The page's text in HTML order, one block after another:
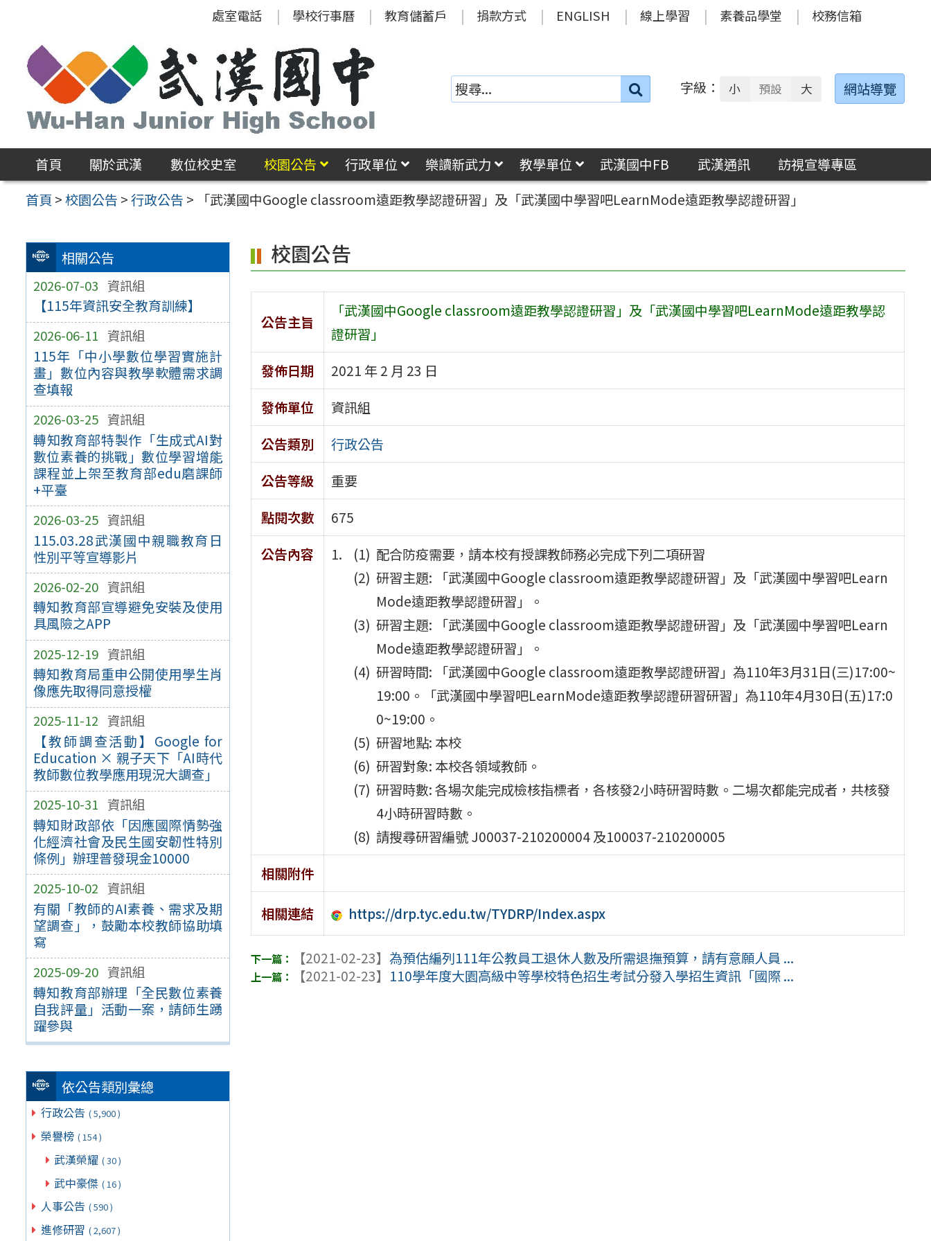
區
處室電話 學校行事曆 教育儲蓄戶 捐款方式 ENGLISH 線上學習 素養品學堂 校務信箱
搜
字級： 小 預設 大 網站導覽
首頁 關於武漢 數位校史室 校園公告 行政單位 樂讀新武力 教學單位 武漢國中FB 武漢通訊
訪視宣導專區
首頁 >校園公告 >行政公告 > 「武漢國中Google classroom遠距教學認證研習」及「武漢國中學習吧LearnMode遠距教學認證研習」
相關公告
2026-07-03 資訊組
【115年資訊安全教育訓練】
2026-06-11 資訊組
115年「中小學數位學習實施計
畫」數位內容與教學軟體需求調
查填報
2026-03-25 資訊組
轉知教育部特製作「生成式AI對
數位素養的挑戰」數位學習增能
課程並上架至教育部edu磨課師
+平臺
2026-03-25 資訊組
115.03.28武漢國中親職教育日
性別平等宣導影片
2026-02-20 資訊組
轉知教育部宣導避免安裝及使用
具風險之APP
2025-12-19 資訊組
轉知教育局重申公開使用學生肖
像應先取得同意授權
2025-11-12 資訊組
【教師調查活動】Google for
Education × 親子天下「AI時代
教師數位教學應用現況大調查」
2025-10-31 資訊組
轉知財政部依「因應國際情勢強
化經濟社會及民生國安韌性特別
條例」辦理普發現金10000
2025-10-02 資訊組
有關「教師的AI素養、需求及期
望調查」，鼓勵本校教師協助填
寫
2025-09-20 資訊組
轉知教育部辦理「全民數位素養
自我評量」活動一案，請師生踴
躍參與
依公告類別彙總
行政公告 ( 5,900 )
榮譽榜 ( 154 )
武漢榮耀 ( 30 )
武中豪傑 ( 16 )
人事公告 ( 590 )
進修研習 ( 2,607 )
校園公告
公告主旨
「武漢國中Google classroom遠距教學認證研習」及「武漢國中學習吧LearnMode遠距教學認
證研習」
發佈日期
2021 年 2 月 23 日
發佈單位
資訊組
公告類別
行政公告
公告等級
重要
點閱次數
675
公告內容
配合防疫需要，請本校有授課教師務必完成下列二項研習
研習主題: 「武漢國中Google classroom遠距教學認證研習」及「武漢國中學習吧Learn
Mode遠距教學認證研習」。
研習主題: 「武漢國中Google classroom遠距教學認證研習」及「武漢國中學習吧Learn
Mode遠距教學認證研習」。
研習時間: 「武漢國中Google classroom遠距教學認證研習」為110年3月31日(三)17:00~
19:00。「武漢國中學習吧LearnMode遠距教學認證研習研習」為110年4月30日(五)17:0
0~19:00。
研習地點: 本校
研習對象: 本校各領域教師。
研習時數: 各場次能完成檢核指標者，各核發2小時研習時數。二場次都能完成者，共核發
4小時研習時數。
請搜尋研習編號 J00037-210200004 及100037-210200005
相關附件
相關連結 https://drp.tyc.edu.tw/TYDRP/Index.aspx
【2021-02-23】為預估編列111年公教員工退休人數及所需退撫預算，請有意願人員 ...
【2021-02-23】 110學年度大園高級中等學校特色招生考試分發入學招生資訊「國際 ...